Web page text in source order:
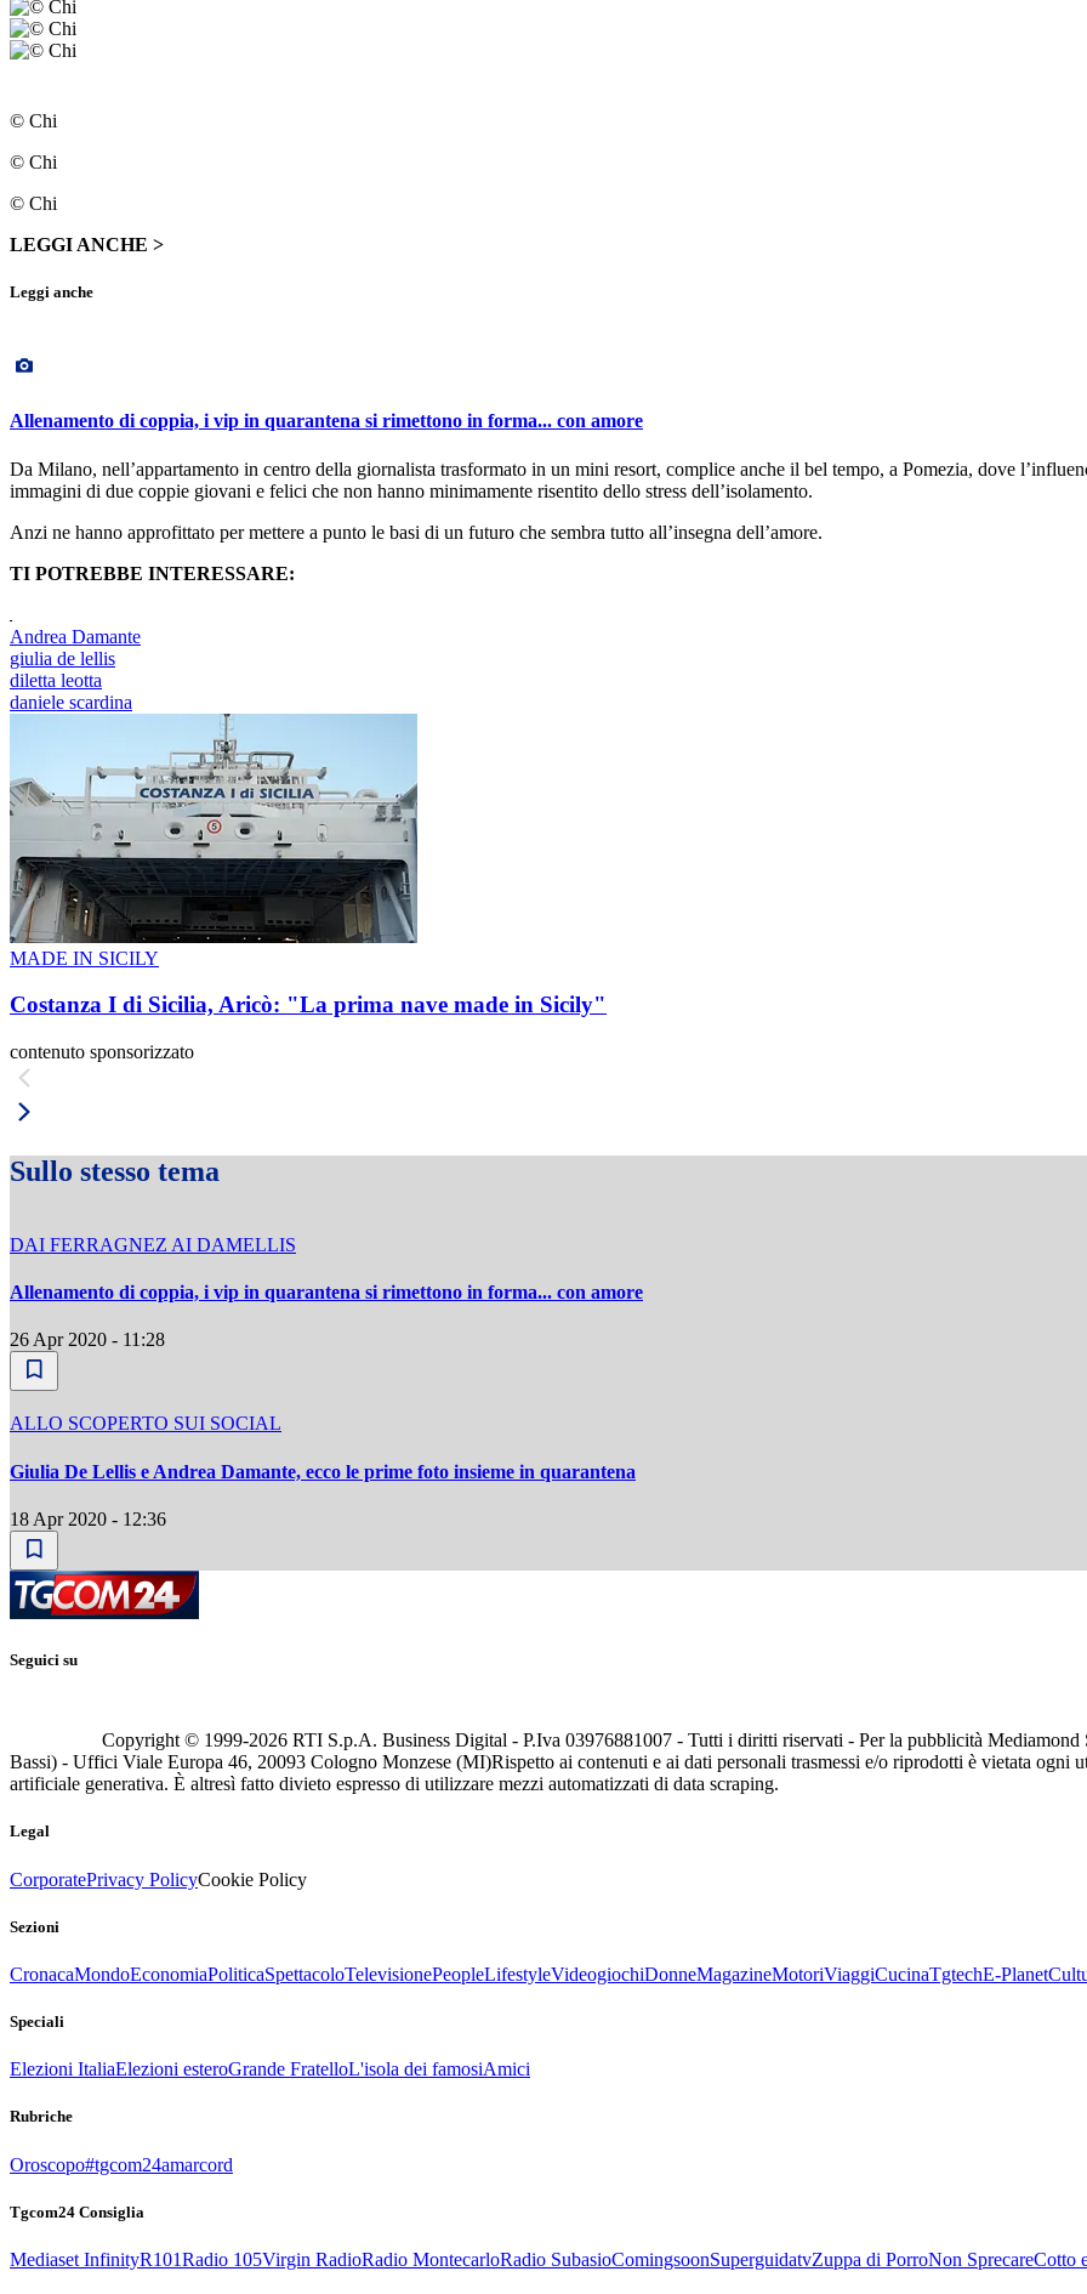
© Chi
© Chi
© Chi
LEGGI ANCHE >
Leggi anche
Allenamento di coppia, i vip in quarantena si rimettono in forma... con amore
Da Milano, nell’appartamento in centro della giornalista trasformato in un mini resort, complice anche il bel tempo, a Pomezia, dove
immagini di due coppie giovani e felici che non hanno minimamente risentito dello stress dell’isolamento.
Anzi ne hanno approfittato per mettere a punto le basi di un futuro che sembra tutto all’insegna dell’amore.
TI POTREBBE INTERESSARE:
Andrea Damante
giulia de lellis
diletta leotta
daniele scardina
MADE IN SICILY
Costanza I di Sicilia, Aricò: "La prima nave made in Sicily"
contenuto sponsorizzato
Sullo stesso tema
DAI FERRAGNEZ AI DAMELLIS
Allenamento di coppia, i vip in quarantena si rimettono in forma... con amore
26 Apr 2020 - 11:28
ALLO SCOPERTO SUI SOCIAL
Giulia De Lellis e Andrea Damante, ecco le prime foto insieme in quarantena
18 Apr 2020 - 12:36
Seguici su
Copyright © 1999-2026 RTI S.p.A. Business Digital - P.Iva 03976881007 - Tutti i diritti riservati - Per la pubblicità
Bassi) - Uffici Viale Europa 46, 20093 Cologno Monzese (MI)Rispetto ai contenuti e ai dati personali trasmessi e/o riprodotti è vietata ogni
artificiale generativa. È altresì fatto divieto espresso di utilizzare mezzi automatizzati di data scraping.
Legal
CorporatePrivacy PolicyCookie Policy
Sezioni
CronacaMondoEconomiaPoliticaSpettacoloTelevisionePeopleLifestyleVideogiochiDonneMagazineMotoriViaggiCucinaTgtechE-Planet
Speciali
Elezioni ItaliaElezioni esteroGrande FratelloL'isola dei famosiAmici
Rubriche
Oroscopo#tgcom24amarcord
Tgcom24 Consiglia
Mediaset InfinityR101Radio 105Virgin RadioRadio MontecarloRadio SubasioComingsoonSuperguidatvZuppa di PorroNon SprecareCotto